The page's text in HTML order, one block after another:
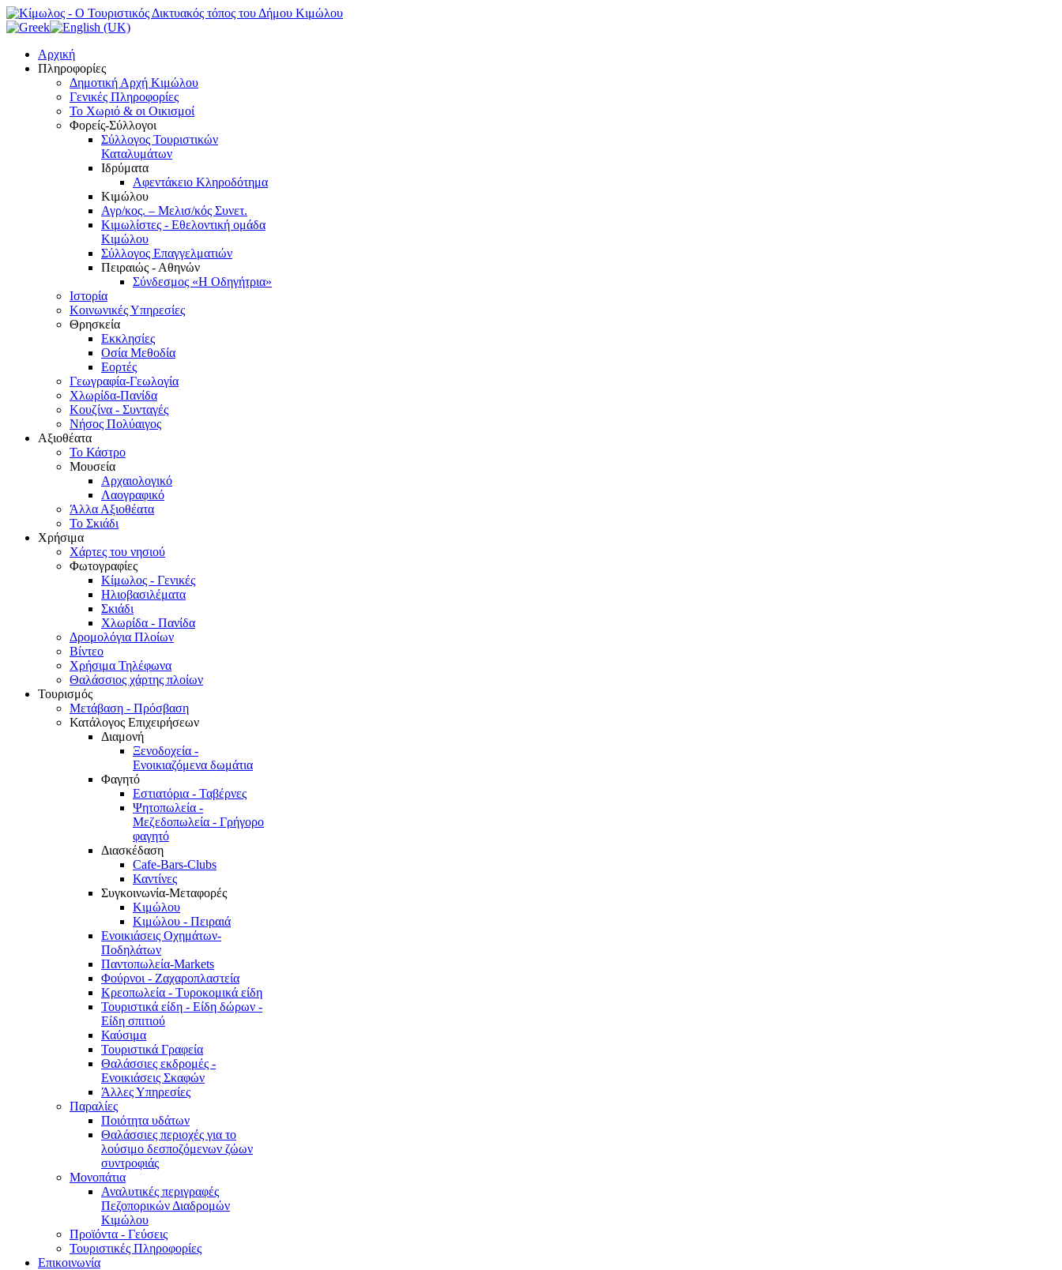
Αρχική
Πληροφορίες
Δημοτική Αρχή Κιμώλου
Γενικές Πληροφορίες
Το Xωριό & οι Οικισμοί
Φορείς-Σύλλογοι
Σύλλογος Τουριστικών
Καταλυμάτων
Ιδρύματα
Αφεντάκειο Κληροδότημα
Κιμώλου
Αγρ/κος. – Μελισ/κός Συνετ.
Κιμωλίστες - Εθελοντική ομάδα
Κιμώλου
Σύλλογος Επαγγελματιών
Πειραιώς - Αθηνών
Σύνδεσμος «Η Οδηγήτρια»
Ιστορία
Κοινωνικές Υπηρεσίες
Θρησκεία
Εκκλησίες
Οσία Μεθοδία
Εορτές
Γεωγραφία-Γεωλογία
Χλωρίδα-Πανίδα
Κουζίνα - Συνταγές
Νήσος Πολύαιγος
Αξιοθέατα
Το Κάστρο
Μουσεία
Αρχαιολογικό
Λαογραφικό
Άλλα Αξιοθέατα
Το Σκιάδι
Χρήσιμα
Χάρτες του νησιού
Φωτογραφίες
Κίμωλος - Γενικές
Ηλιοβασιλέματα
Σκιάδι
Χλωρίδα - Πανίδα
Δρομολόγια Πλοίων
Βίντεο
Χρήσιμα Τηλέφωνα
Θαλάσσιος χάρτης πλοίων
Τουρισμός
Μετάβαση - Πρόσβαση
Κατάλογος Επιχειρήσεων
Διαμονή
Ξενοδοχεία -
Ενοικιαζόμενα δωμάτια
Φαγητό
Εστιατόρια - Ταβέρνες
Ψητοπωλεία -
Μεζεδοπωλεία - Γρήγορο
φαγητό
Διασκέδαση
Cafe-Bars-Clubs
Καντίνες
Συγκοινωνία-Μεταφορές
Κιμώλου
Κιμώλου - Πειραιά
Ενοικιάσεις Οχημάτων-
Ποδηλάτων
Παντοπωλεία-Markets
Φούρνοι - Ζαχαροπλαστεία
Κρεοπωλεία - Τυροκομικά είδη
Τουριστικά είδη - Είδη δώρων -
Είδη σπιτιού
Καύσιμα
Τουριστικά Γραφεία
Θαλάσσιες εκδρομές -
Ενοικιάσεις Σκαφών
Άλλες Υπηρεσίες
Παραλίες
Ποιότητα υδάτων
Θαλάσσιες περιοχές για το
λούσιμο δεσποζόμενων ζώων
συντροφιάς
Μονοπάτια
Αναλυτικές περιγραφές
Πεζοπορικών Διαδρομών
Κιμώλου
Προϊόντα - Γεύσεις
Τουριστικές Πληροφορίες
Επικοινωνία